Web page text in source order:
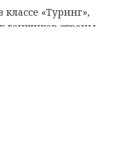
«Туринг»,
гонщиков страны.